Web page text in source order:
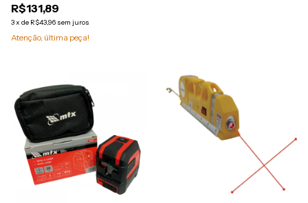
R$131,89
3x de R$43,96 sem juros
Atenção, última peça!